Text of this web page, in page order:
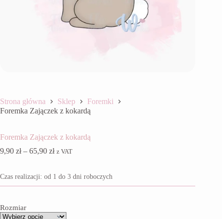
Strona główna Sklep
Foremki
Foremka Zajączek z kokardą
Foremka Zajączek z kokardą
9,90 zł – 65,90 złZakres
9,90 zł
do
z VAT
Czas realizacji: od 1 do 3 dni roboczych
Rozmiar